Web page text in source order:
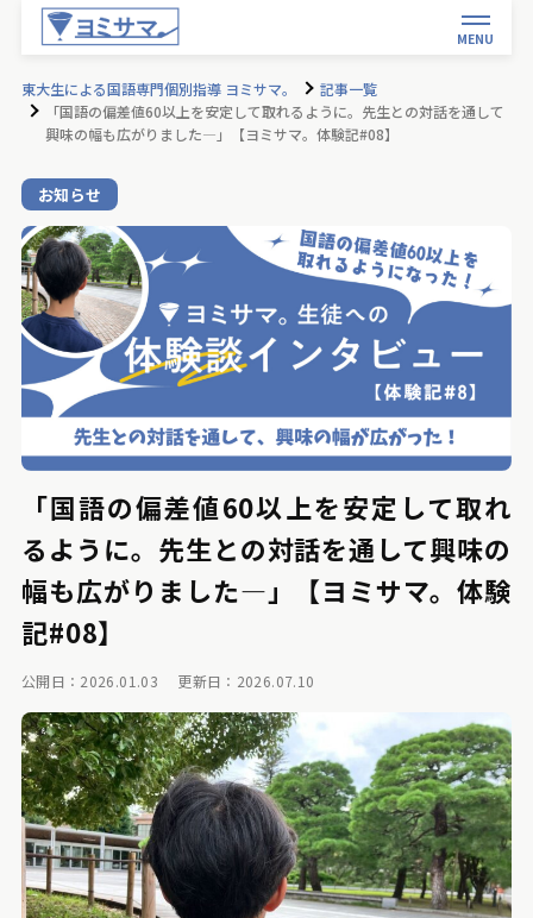
MENU
東大生による国語専門個別指導 ヨミサマ。
記事一覧
「国語の偏差値60以上を安定して取れるように。先生との対話を通して
興味の幅も広がりました―」【ヨミサマ。体験記#08】
お知らせ
「国語の偏差値60以上を安定して取れ
るように。先生との対話を通して興味の
幅も広がりました―」【ヨミサマ。体験
記#08】
公開日：2026.01.03 更新日：2026.07.10